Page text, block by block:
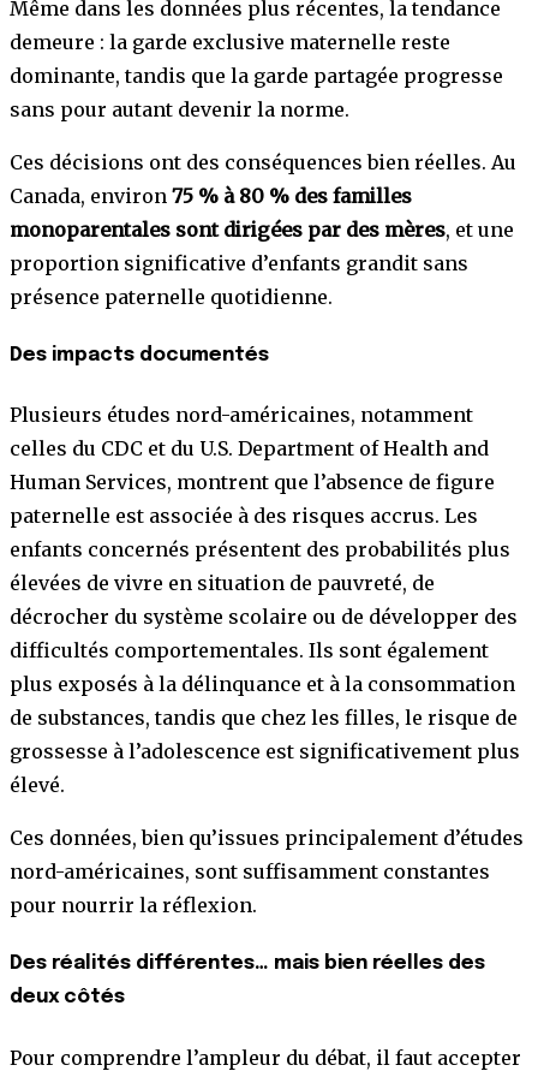
Même dans les données plus récentes, la tendance
demeure : la garde exclusive maternelle reste
dominante, tandis que la garde partagée progresse
sans pour autant devenir la norme.
Ces décisions ont des conséquences bien réelles. Au
Canada, environ 75 % à 80 % des familles
monoparentales sont dirigées par des mères, et une
proportion significative d’enfants grandit sans
présence paternelle quotidienne.
Des impacts documentés
Plusieurs études nord-américaines, notamment
celles du CDC et du U.S. Department of Health and
Human Services, montrent que l’absence de figure
paternelle est associée à des risques accrus. Les
enfants concernés présentent des probabilités plus
élevées de vivre en situation de pauvreté, de
décrocher du système scolaire ou de développer des
difficultés comportementales. Ils sont également
plus exposés à la délinquance et à la consommation
de substances, tandis que chez les filles, le risque de
grossesse à l’adolescence est significativement plus
élevé.
Ces données, bien qu’issues principalement d’études
nord-américaines, sont suffisamment constantes
pour nourrir la réflexion.
Des réalités différentes… mais bien réelles des
deux côtés
Pour comprendre l’ampleur du débat, il faut accepter